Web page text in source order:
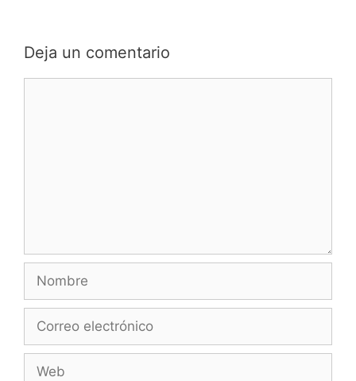
Deja un comentario
Nombre
Correo
Web